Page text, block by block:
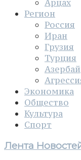
Арцах
Регион
Россия
Иран
Грузия
Турция
Экономика
Общество
Культура
Спорт
Лента